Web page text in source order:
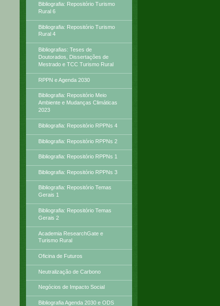
Bibliografia: Repositório Turismo
Rural 6
Bibliografia: Repositório Turismo
Rural 4
Bibliografias: Teses de
Doutorados, Dissertações de
Mestrado e TCC Turismo Rural
RPPN e Agenda 2030
Bibliografia: Repositório Meio
Ambiente e Mudanças Climáticas
2023
Bibliografia: Repositório RPPNs 4
Bibliografia: Repositório RPPNs 2
Bibliografia: Repositório RPPNs 1
Bibliografia: Repositório RPPNs 3
Bibliografia: Repositório Temas
Gerais 1
Bibliografia: Repositório Temas
Gerais 2
Academia ResearchGate e
Turismo Rural
Oficina de Futuros
Neutralização de Carbono
Negócios de Impacto Social
Bibliografia Agenda 2030 e ODS